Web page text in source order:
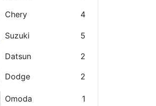
Chery 4
Suzuki 5
Datsun 2
Dodge 2
Omoda 1